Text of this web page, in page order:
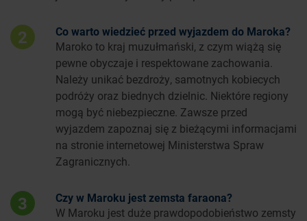
2
Co warto wiedzieć przed wyjazdem do Maroka?
Maroko to kraj muzułmański, z czym wiążą się
pewne obyczaje i respektowane zachowania.
Należy unikać bezdroży, samotnych kobiecych
podróży oraz biednych dzielnic. Niektóre regiony
mogą być niebezpieczne. Zawsze przed
wyjazdem zapoznaj się z bieżącymi informacjami
na stronie internetowej Ministerstwa Spraw
Zagranicznych.
3
Czy w Maroku jest zemsta faraona?
W Maroku jest duże prawdopodobieństwo zemsty